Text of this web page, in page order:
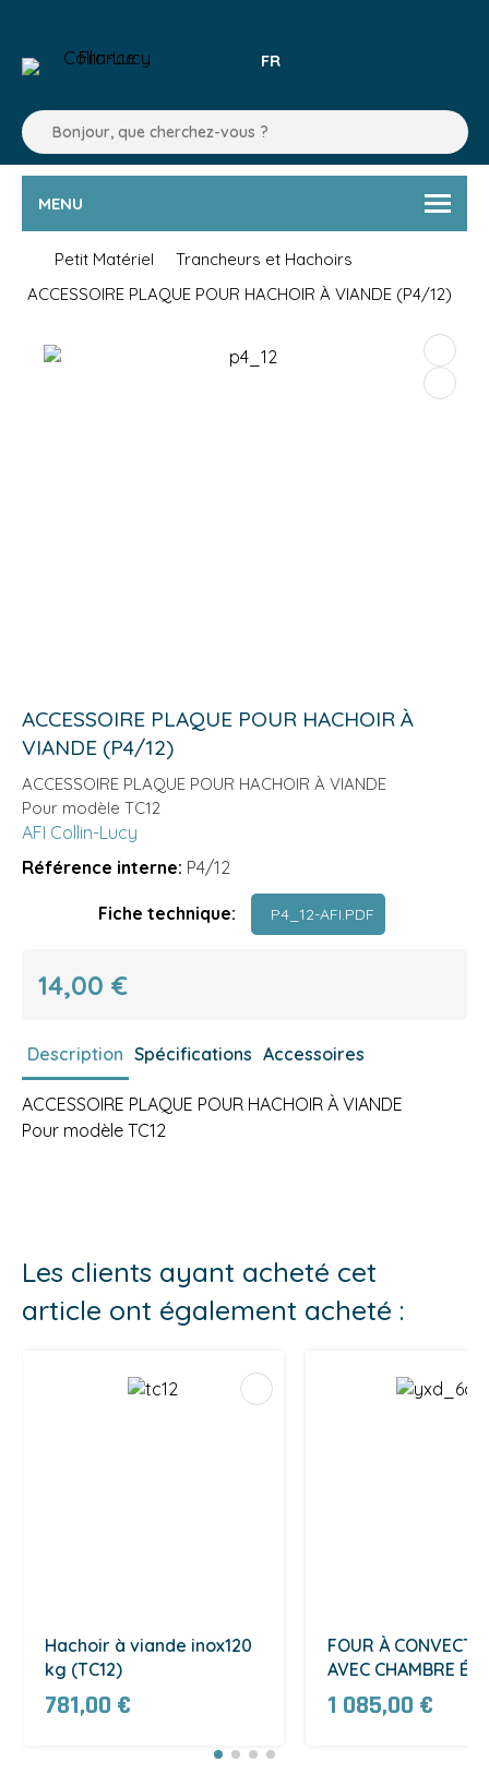
FR
MENU
Petit Matériel
Trancheurs et Hachoirs
ACCESSOIRE PLAQUE POUR HACHOIR À VIANDE (P4/12)
ACCESSOIRE PLAQUE POUR HACHOIR À
VIANDE (P4/12)
ACCESSOIRE PLAQUE POUR HACHOIR À VIANDE
Pour modèle TC12
AFI Collin-Lucy
Référence interne: P4/12
Fiche technique: P4_12-AFI.PDF
14,00 €
Description Spécifications Accessoires
ACCESSOIRE PLAQUE POUR HACHOIR À VIANDE
Pour modèle TC12
Les clients ayant acheté cet
article ont également acheté :
Hachoir à viande inox120
kg (TC12)
781,00 €
FOUR À
AVEC CHAMBRE
- GN 1/1 (YXD-6A)
1 085,00 €